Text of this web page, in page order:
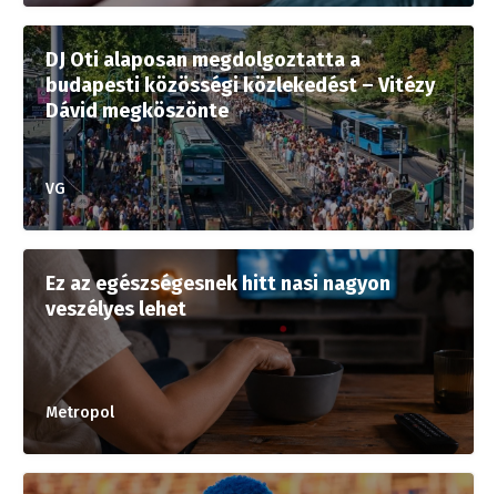
DJ Oti alaposan megdolgoztatta a
budapesti közösségi közlekedést – Vitézy
Dávid megköszönte
VG
Ez az egészségesnek hitt nasi nagyon
veszélyes lehet
Metropol